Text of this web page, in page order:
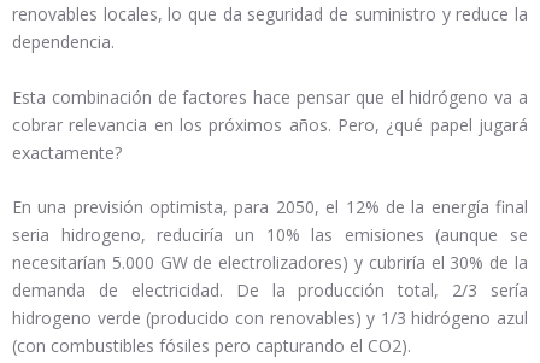
renovables locales, lo que da seguridad de suministro y reduce la
dependencia.
Esta combinación de factores hace pensar que el hidrógeno va a
cobrar relevancia en los próximos años. Pero, ¿qué papel jugará
exactamente?
En una previsión optimista, para 2050, el 12% de la energía final
seria hidrogeno, reduciría un 10% las emisiones (aunque se
necesitarían 5.000 GW de electrolizadores) y cubriría el 30% de la
demanda de electricidad. De la producción total, 2/3 sería
hidrogeno verde (producido con renovables) y 1/3 hidrógeno azul
(con combustibles fósiles pero capturando el CO2).